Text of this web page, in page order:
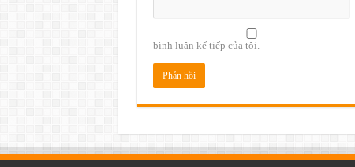
bình luận kế tiếp của tôi.